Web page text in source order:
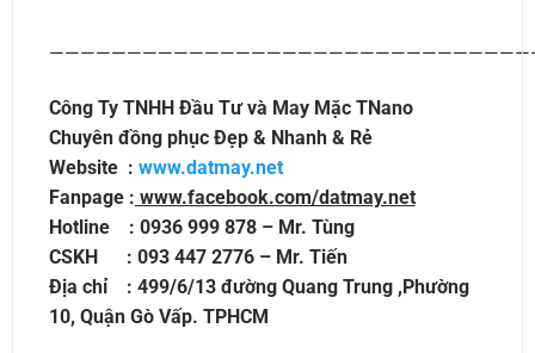
Công Ty TNHH Đầu Tư và May Mặc TNano
Chuyên đồng phục Đẹp & Nhanh & Rẻ
Website : www.datmay.net
Fanpage : www.facebook.com/datmay.net
Hotline : 0936 999 878 – Mr. Tùng
CSKH : 093 447 2776 – Mr. Tiến
Địa chỉ : 499/6/13 đường Quang Trung ,Phường
10, Quận Gò Vấp. TPHCM